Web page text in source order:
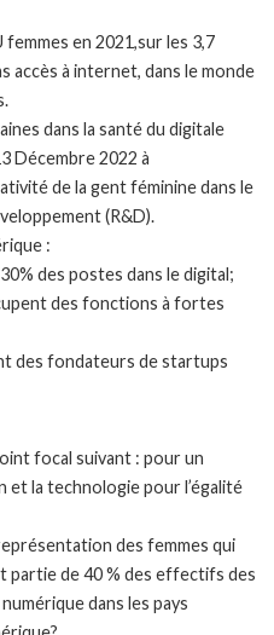
en 2021,sur les 3,7
accès à internet, dans le monde
dans la santé du digitale
Décembre 2022 à
de la gent féminine dans le
(R&D).
:
des postes dans le digital;
des fonctions à fortes
des fondateurs de startups
focal suivant : pour un
et la technologie pour l’égalité
des femmes qui
partie de 40 % des effectifs des
dans les pays